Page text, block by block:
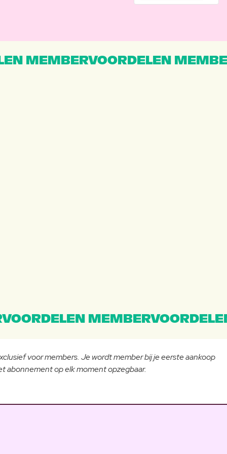
MEMBERVOORDELEN
voor members. Je wordt member bij je eerste aankoop
abonnement op elk moment opzegbaar.